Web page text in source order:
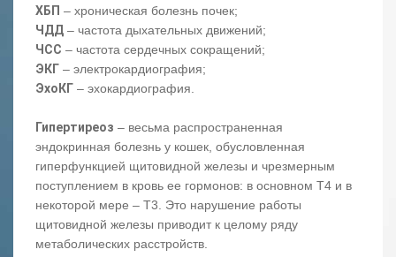
ХБП – хроническая болезнь почек;
ЧДД – частота дыхательных движений;
ЧСС – частота сердечных сокращений;
ЭКГ – электрокардиография;
ЭхоКГ – эхокардиография.
Гипертиреоз – весьма распространенная
эндокринная болезнь у кошек, обусловленная
гиперфункцией щитовидной железы и чрезмерным
поступлением в кровь ее гормонов: в основном Т4 и в
некоторой мере – Т3. Это нарушение работы
щитовидной железы приводит к целому ряду
метаболических расстройств.